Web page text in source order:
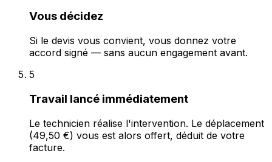
Vous décidez
Si le devis vous convient, vous donnez votre
accord signé — sans aucun engagement avant.
5
Travail lancé immédiatement
Le technicien réalise l'intervention. Le déplacement
(49,50 €) vous est alors offert, déduit de votre
facture.